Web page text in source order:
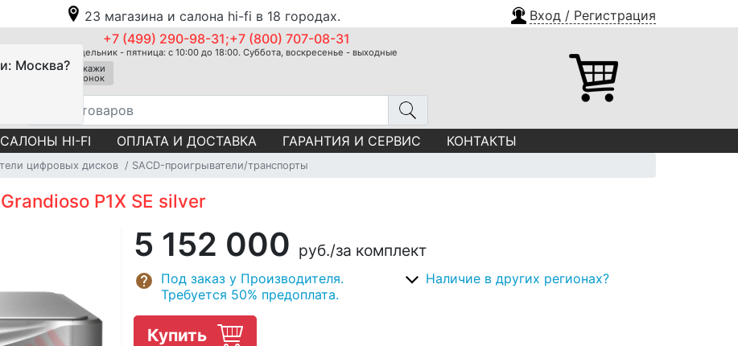
23 магазина и салона hi-fi в 18 городах. Вход / Регистрация
Москва?
+7 (499) 290-98-31;+7 (800) 707-08-31
Понедельник - пятница: с 10:00 до 18:00. Суббота, воскресенье - выходные
Закажи
звонок
САЛОНЫ HI-FI ОПЛАТА И ДОСТАВКА ГАРАНТИЯ И СЕРВИС КОНТАКТЫ
цифровых дисков SACD-проигрыватели/транспорты
P1X SE silver
5 152 000 руб./за комплект
Под заказ у Производителя.
Требуется 50% предоплата.
Наличие в других регионах?
Купить